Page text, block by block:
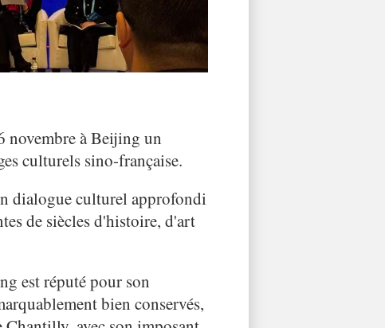
novembre à Beijing un
culturels sino-française.
dialogue culturel approfondi
de siècles d'histoire, d'art
est réputé pour son
bien conservés,